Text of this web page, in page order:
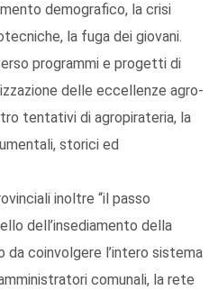
demografico, la crisi
la fuga dei giovani.
programmi e progetti di
delle eccellenze agro-
tentativi di agropirateria, la
storici ed
inoltre “il passo
dell’insediamento della
da coinvolgere l’intero sistema
comunali, la rete